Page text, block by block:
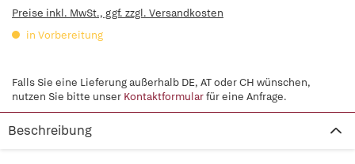
Preise inkl. MwSt., ggf. zzgl. Versandkosten
in Vorbereitung
Falls Sie eine Lieferung außerhalb DE, AT oder CH wünschen,
nutzen Sie bitte unser Kontaktformularfür eine Anfrage.
Beschreibung